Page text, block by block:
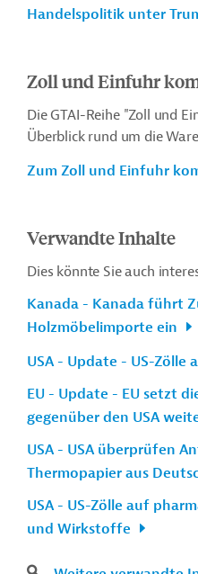
Handelspolitik unter
Zoll und Einfuhr
Die GTAI-Reihe "Zoll und
Überblick rund um die
Zum Zoll und Einfuhr
Verwandte Inhalte
Dies könnte Sie auch
Kanada - Kanada führt
Holzmöbelimporte ein
USA - Update - US-Zölle
EU - Update - EU setzt
gegenüber den USA
USA - USA überprüfen
Thermopapier aus
USA - US-Zölle auf
und Wirkstoffe